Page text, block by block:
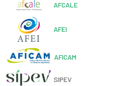
AFCALE
AFEI
AFICAM
SIPEV